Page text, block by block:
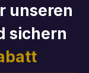
unseren
sichern